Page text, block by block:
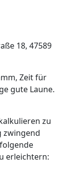
18, 47589
Zeit für
gute Laune.
zu
zwingend
erleichtern: